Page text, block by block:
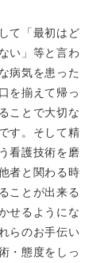
て「最初はど
い」等と言わ
病気を患った
を揃えて帰っ
ことで大切な
す。そして精
看護技術を磨
者と関わる時
ことが出来る
せるようにな
らのお手伝い
・態度をしっ